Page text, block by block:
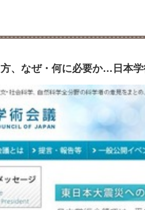
、なぜ・何に必要か…日本